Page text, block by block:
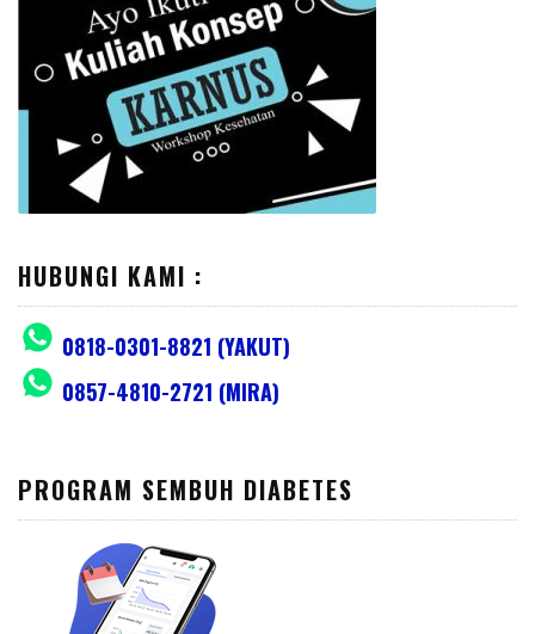
HUBUNGI KAMI :
0818-0301-8821 (YAKUT)
0857-4810-2721 (MIRA)
PROGRAM SEMBUH DIABETES